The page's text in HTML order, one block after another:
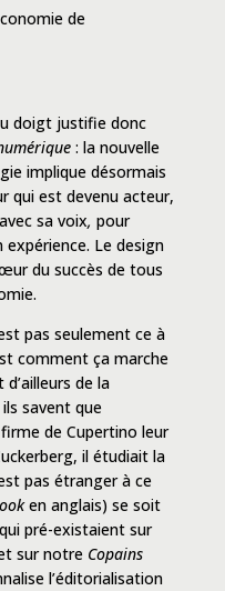
de
doigt justifie donc
: la nouvelle
implique désormais
qui est devenu acteur,
sa voix, pour
Le design
du succès de tous
pas seulement ce à
comment ça marche
de la
savent que
de Cupertino leur
il étudiait la
pas étranger à ce
en anglais) se soit
pré-existaient sur
sur notre Copains
l’éditorialisation